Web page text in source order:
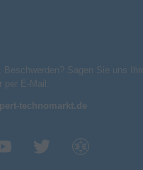
Beschwerden? Sagen Sie uns
per E-Mail:
technomarkt.de